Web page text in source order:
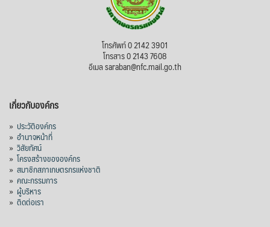
โทรศัพท์ 0 2142 3901
โทรสาร 0 2143 7608
อีเมล saraban@nfc.mail.go.th
เกี่ยวกับองค์กร
» ประวัติองค์กร
» อำนาจหน้าที่
» วิสัยทัศน์
» โครงสร้างขององค์กร
» สมาชิกสภาเกษตรกรแห่งชาติ
» คณะกรรมการ
» ผู้บริหาร
» ติดต่อเรา